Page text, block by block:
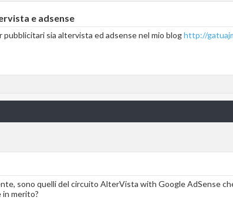
e adsense
pubblicitari sia altervista ed adsense nel mio bloghttp://
sono quelli del circuito AlterVista with Google AdSense
merito?